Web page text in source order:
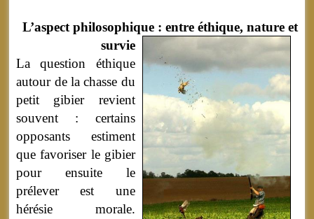
L’aspect philosophique : entre éthique, nature et
survie
La question éthique
autour de la chasse du
petit gibier revient
souvent : certains
opposants estiment
que favoriser le gibier
pour ensuite le
prélever est une
hérésie morale.